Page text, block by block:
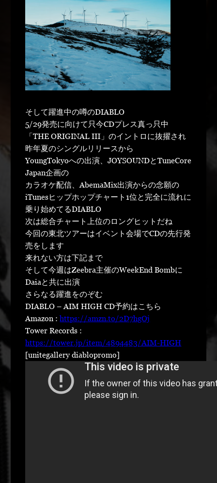
そして躍進中の噂のDIABLO
5/29発売に向けて只今CDプレス真っ只中
「THE ORIGINAL Ⅲ」のイントロに抜擢され
昨年夏のシングルリリースから
YoungTokyoへの出演、JOYSOUNDとTuneCore
Japan企画の
カラオケ配信、AbemaMix出演からの念願の
iTunesヒップホップチャート1位と完全に流れに
乗り始めてるDIABLO
次は総合チャート上位のロングヒットだね
今回の東北ツアーはイベント会場でCDの先行発
売をします
来れない方は下記まで
そして今週はZeebra主催のWeekEnd Bombに
Daiaと共に出演
さらなる躍進をのぞむ
DIABLO – AIM HIGH CD予約はこちら
Amazon :https://amzn.to/2D7hgOj
Tower Records :
https://tower.jp/item/4894483/AIM-HIGH
[unitegallery diablopromo]